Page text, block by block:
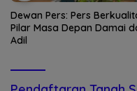
Dewan Pers: Pers
Pilar Masa Depan Damai
Adil